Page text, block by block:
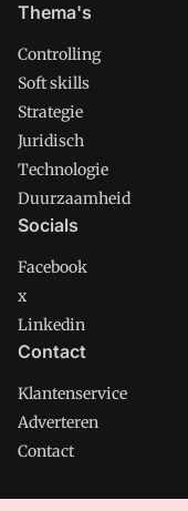
Thema's
Controlling
Soft skills
Strategie
Juridisch
Technologie
Duurzaamheid
Socials
Facebook
x
Linkedin
Contact
Klantenservice
Adverteren
Contact